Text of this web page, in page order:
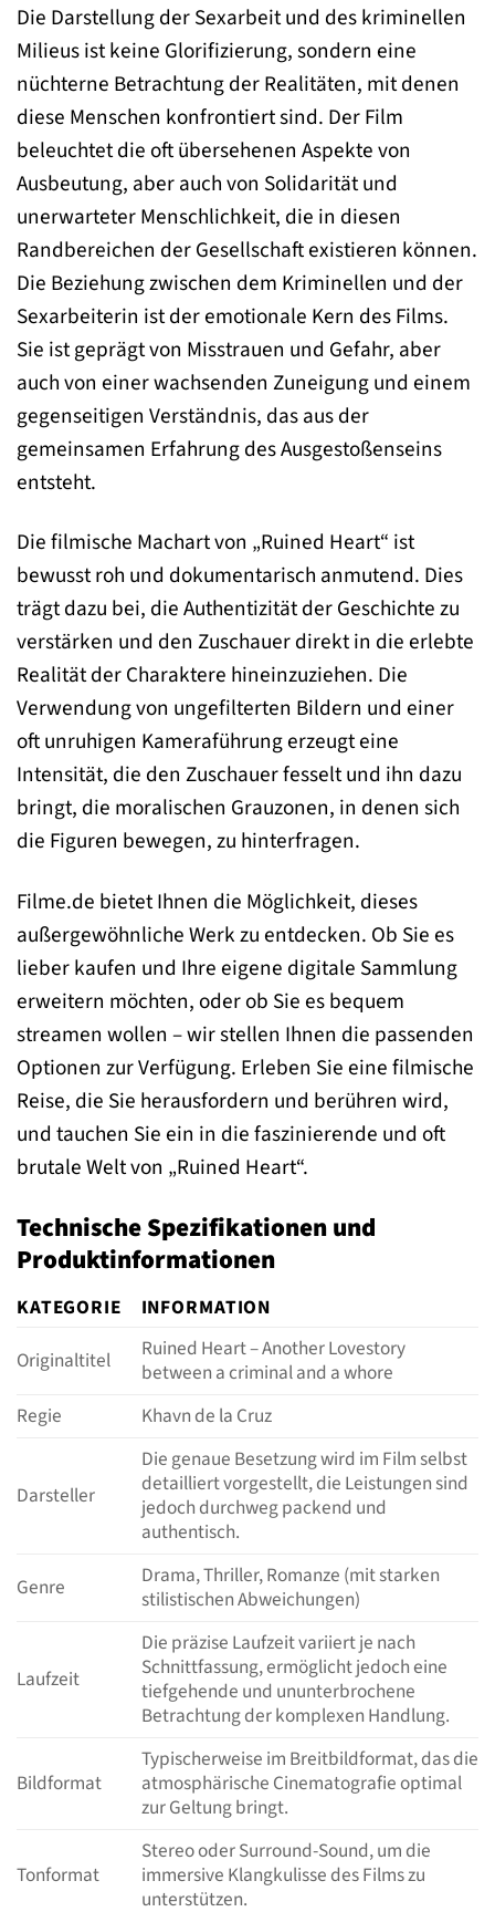
Die Darstellung der Sexarbeit und des kriminellen
Milieus ist keine Glorifizierung, sondern eine
nüchterne Betrachtung der Realitäten, mit denen
diese Menschen konfrontiert sind. Der Film
beleuchtet die oft übersehenen Aspekte von
Ausbeutung, aber auch von Solidarität und
unerwarteter Menschlichkeit, die in diesen
Randbereichen der Gesellschaft existieren können.
Die Beziehung zwischen dem Kriminellen und der
Sexarbeiterin ist der emotionale Kern des Films.
Sie ist geprägt von Misstrauen und Gefahr, aber
auch von einer wachsenden Zuneigung und einem
gegenseitigen Verständnis, das aus der
gemeinsamen Erfahrung des Ausgestoßenseins
entsteht.
Die filmische Machart von „Ruined Heart“ ist
bewusst roh und dokumentarisch anmutend. Dies
trägt dazu bei, die Authentizität der Geschichte zu
verstärken und den Zuschauer direkt in die erlebte
Realität der Charaktere hineinzuziehen. Die
Verwendung von ungefilterten Bildern und einer
oft unruhigen Kameraführung erzeugt eine
Intensität, die den Zuschauer fesselt und ihn dazu
bringt, die moralischen Grauzonen, in denen sich
die Figuren bewegen, zu hinterfragen.
Filme.de bietet Ihnen die Möglichkeit, dieses
außergewöhnliche Werk zu entdecken. Ob Sie es
lieber kaufen und Ihre eigene digitale Sammlung
erweitern möchten, oder ob Sie es bequem
streamen wollen – wir stellen Ihnen die passenden
Optionen zur Verfügung. Erleben Sie eine filmische
Reise, die Sie herausfordern und berühren wird,
und tauchen Sie ein in die faszinierende und oft
brutale Welt von „Ruined Heart“.
Technische Spezifikationen und
Produktinformationen
KATEGORIE
INFORMATION
Originaltitel
Ruined Heart – Another Lovestory
between a criminal and a whore
Regie
Khavn de la Cruz
Darsteller
Die genaue Besetzung wird im Film selbst
detailliert vorgestellt, die Leistungen sind
jedoch durchweg packend und
authentisch.
Genre
Drama, Thriller, Romanze (mit starken
stilistischen Abweichungen)
Laufzeit
Die präzise Laufzeit variiert je nach
Schnittfassung, ermöglicht jedoch eine
tiefgehende und ununterbrochene
Betrachtung der komplexen Handlung.
Bildformat
Typischerweise im Breitbildformat, das die
atmosphärische Cinematografie optimal
zur Geltung bringt.
Tonformat
Stereo oder Surround-Sound, um die
immersive Klangkulisse des Films zu
unterstützen.